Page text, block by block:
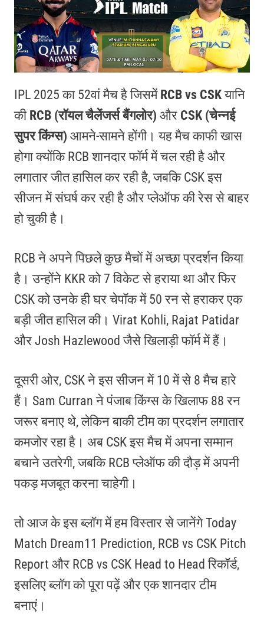
IPL 2025 का 52वां मैच है जिसमें RCB vs CSKयानि
की RCB (रॉयल चैलेंजर्स बैंगलोर) और CSK (चेन्नई
सुपर किंग्स) आमने-सामने होंगी। यह मैच काफी खास
होगा क्योंकि RCB शानदार फॉर्म में चल रही है और
लगातार जीत हासिल कर रही है, जबकि CSK इस
सीजन में संघर्ष कर रही है और प्लेऑफ की रेस से बाहर
हो चुकी है।
RCB ने अपने पिछले कुछ मैचों में अच्छा प्रदर्शन किया
है। उन्होंने KKR को 7 विकेट से हराया था और फिर
CSK को उनके ही घर चेपॉक में 50 रन से हराकर एक
बड़ी जीत हासिल की। Virat Kohli, Rajat Patidar
और Josh Hazlewood जैसे खिलाड़ी फॉर्म में हैं।
दूसरी ओर, CSK ने इस सीजन में 10 में से 8 मैच हारे
हैं। Sam Curran ने पंजाब किंग्स के खिलाफ 88 रन
जरूर बनाए थे, लेकिन बाकी टीम का प्रदर्शन लगातार
कमजोर रहा है। अब CSK इस मैच में अपना सम्मान
बचाने उतरेगी, जबकि RCB प्लेऑफ की दौड़ में अपनी
पकड़ मजबूत करना चाहेगी।
तो आज के इस ब्लॉग में हम विस्तार से जानेंगे Today
Match Dream11 Prediction, RCB vs CSK Pitch
Report और RCB vs CSK Head to Head रिकॉर्ड,
इसलिए ब्लॉग को पूरा पढ़ें और एक शानदार टीम
बनाएं।